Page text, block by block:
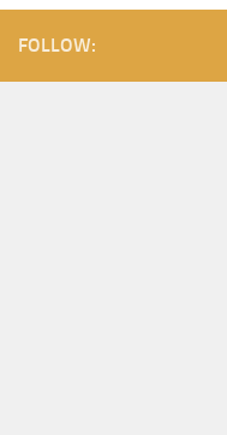
FOLLOW: